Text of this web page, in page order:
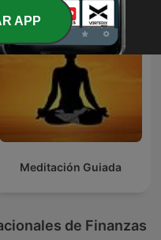
Meditación Guiada
de Finanzas
APP